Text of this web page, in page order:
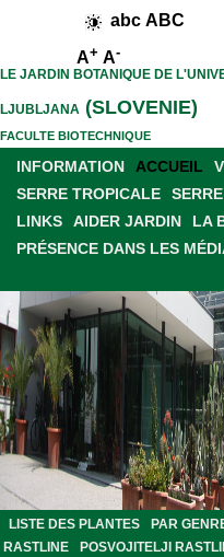
abc ABC
A+ A-
LE JARDIN BOTANIQUE DE
LJUBLJANA (SLOVENIE)
FACULTE BIOTECHNIQUE
INFORMATION ACCUEIL
SERRE TROPICALE
LINKS
AIDER JARDIN LA
PRÉSENCE DANS LES
LISTE DES PLANTES PAR
RASTLINE
POSVOJITELJI